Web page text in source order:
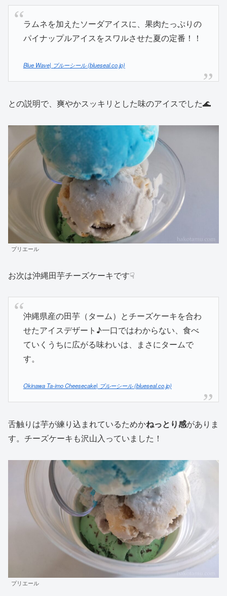
ラムネを加えたソーダアイスに、果肉たっぷりの
パイナップルアイスをスワルさせた夏の定番！！
Blue Wave| ブルーシール (blueseal.co.jp)
との説明で、爽やかスッキリとした味のアイスでした🌊
プリエール
お次は沖縄田芋チーズケーキです☟
沖縄県産の田芋（ターム）とチーズケーキを合わ
せたアイスデザート♪一口ではわからない、食べ
ていくうちに広がる味わいは、まさにタームで
す。
Okinawa Ta-imo Cheesecake| ブルーシール (blueseal.co.jp)
舌触りは芋が練り込まれているためかねっとり感がありま
す。チーズケーキも沢山入っていました！
プリエール